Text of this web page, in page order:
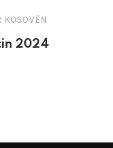
KOSOVËN
2024